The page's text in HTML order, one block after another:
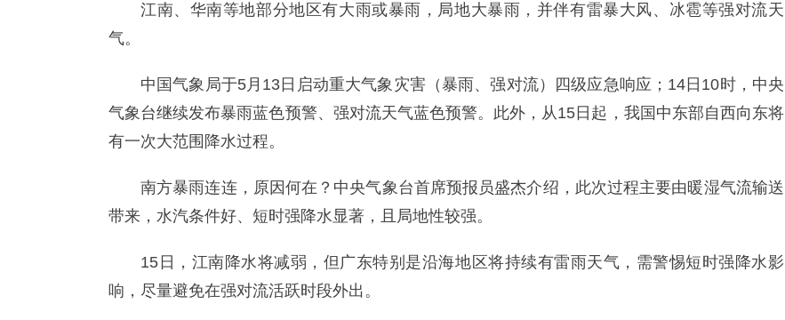
江南、华南等地部分地区有大雨或暴雨，局地大暴雨，并伴有雷暴大风、冰雹等强对流天
气。
中国气象局于5月13日启动重大气象灾害（暴雨、强对流）四级应急响应；14日10时，中央
气象台继续发布暴雨蓝色预警、强对流天气蓝色预警。此外，从15日起，我国中东部自西向东将
有一次大范围降水过程。
南方暴雨连连，原因何在？中央气象台首席预报员盛杰介绍，此次过程主要由暖湿气流输送
带来，水汽条件好、短时强降水显著，且局地性较强。
15日，江南降水将减弱，但广东特别是沿海地区将持续有雷雨天气，需警惕短时强降水影
响，尽量避免在强对流活跃时段外出。